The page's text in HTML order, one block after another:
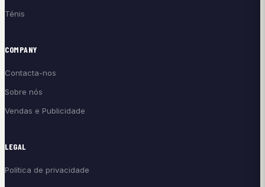
Ténis
COMPANY
Contacta-nos
Sobre nós
Vendas e Publicidade
LEGAL
Política de privacidade